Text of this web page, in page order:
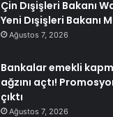
Çin Dışişleri Bakanı
Yeni Dışişleri Bakanı
Ağustos 7, 2026
Bankalar emekli
ağzını açtı!
çıktı
Ağustos 7, 2026